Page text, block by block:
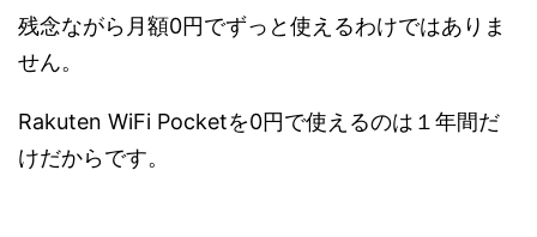
残念ながら月額0円でずっと使えるわけではありま
せん。
Rakuten WiFi Pocketを0円で使えるのは１年間だ
けだからです。